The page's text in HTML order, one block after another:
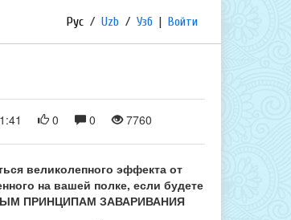
Рус / Uzb / Узб | Войти
0 0 7760
великолепного эффекта от
на вашей полке, если будете
ПРИНЦИПАМ ЗАВАРИВАНИЯ